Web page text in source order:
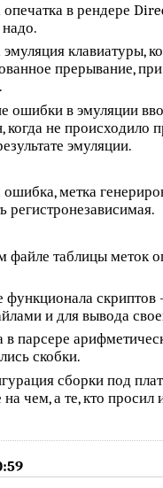
в рендере
клавиатуры,
прерывание,
ошибки в эмуляции
когда не происходило
эмуляции.
метка
регистронезависимая.
файле таблицы меток
функционала
и для вывода
в парсере
скобки.
сборки под
чем, а те, кто